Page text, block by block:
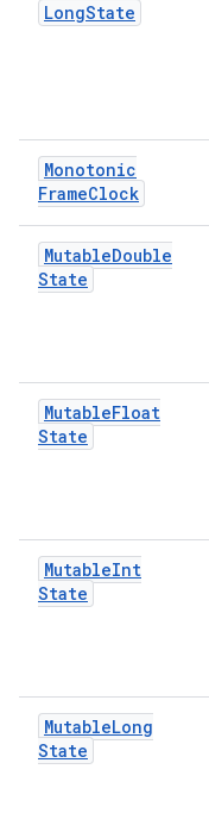
LongState
Monotonic
FrameClock
MutableDouble
State
MutableFloat
State
MutableInt
State
MutableLong
State